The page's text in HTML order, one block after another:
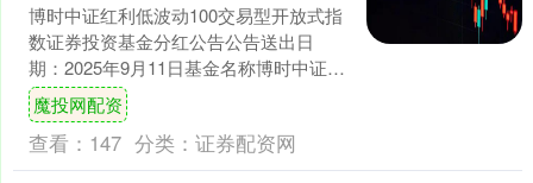
博时中证红利低波动100交易型开放式指
数证券投资基金分红公告公告送出日
期：2025年9月11日基金名称博时中证红
利低波动100交易型开放式指数证券投资
基金基金简....
魔投网配资
查看： 147 分类： 证券配资网